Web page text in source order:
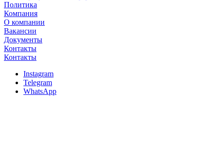
Политика
Компания
О компании
Вакансии
Документы
Контакты
Контакты
Instagram
Telegram
WhatsApp